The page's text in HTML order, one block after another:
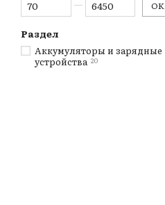
OK
Раздел
Аккумуляторы и зарядные
устройства 20